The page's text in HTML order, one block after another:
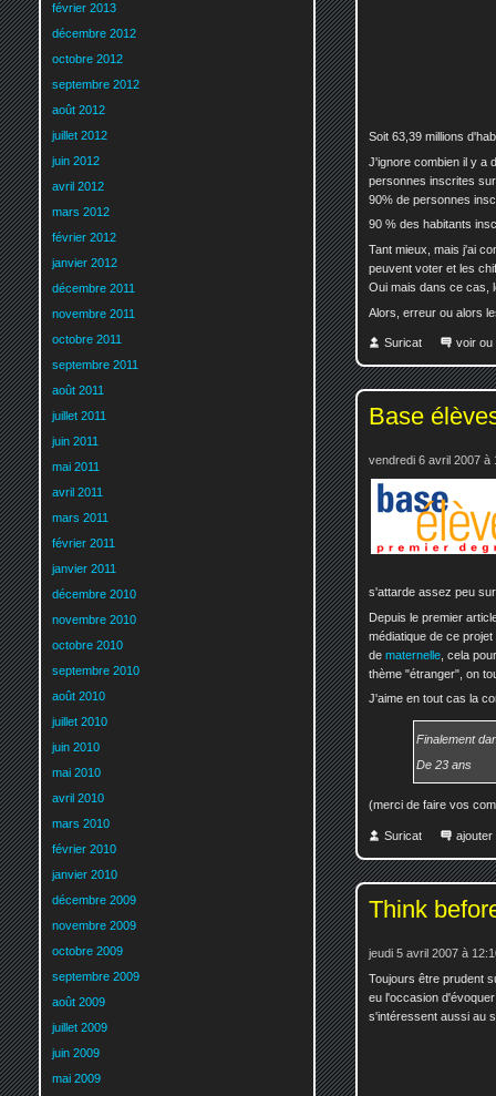
Soit 63,39 millions
J'ignore combien il y a
personnes inscrites
90% de personnes
90 % des habitants
Tant mieux, mais j'ai
peuvent voter et les
Oui mais dans ce cas,
Alors, erreur ou alors
Suricat voir ou
Base
vendredi 6 avril 2007 à
s'attarde assez peu
Depuis le premier
médiatique de ce
de maternelle , cela
thème "étranger", on
J'aime en tout cas la
Finalement
De 23 ans
(merci de faire vos
Suricat ajouter
Think
jeudi 5 avril 2007 à
Toujours être prudent
eu l'occasion
s'intéressent aussi au
février 2013
décembre 2012
octobre 2012
septembre 2012
août 2012
juillet 2012
juin 2012
avril 2012
mars 2012
février 2012
janvier 2012
décembre 2011
novembre 2011
octobre 2011
septembre 2011
août 2011
juillet 2011
juin 2011
mai 2011
avril 2011
mars 2011
février 2011
janvier 2011
décembre 2010
novembre 2010
octobre 2010
septembre 2010
août 2010
juillet 2010
juin 2010
mai 2010
avril 2010
mars 2010
février 2010
janvier 2010
décembre 2009
novembre 2009
octobre 2009
septembre 2009
août 2009
juillet 2009
juin 2009
mai 2009